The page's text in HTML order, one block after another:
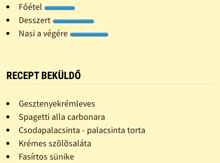
Főétel
Desszert
Nasi a végére
RECEPT BEKÜLDŐ
Gesztenyekrémleves
Spagetti alla carbonara
Csodapalacsinta - palacsinta torta
Krémes szõlõsaláta
Fasírtos sünike